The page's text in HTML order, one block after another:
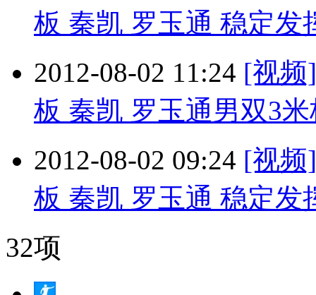
板 秦凯 罗玉通 稳定发
2012-08-02 11:24 [视频
板 秦凯 罗玉通男双3
2012-08-02 09:24 [视频
板 秦凯 罗玉通 稳定发
32项